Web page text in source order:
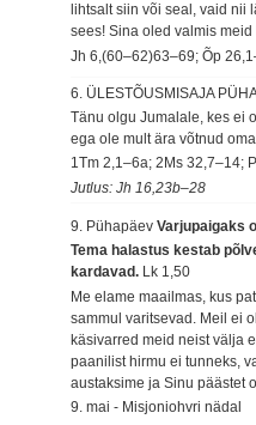
lihtsalt siin või seal, vaid nii
sees! Sina oled valmis
Jh 6,(60–62)63–69; Õp
6. ÜLESTÕUSMISAJA
Tänu olgu Jumalale, kes ei
ega ole mult ära võtnud
1Tm 2,1–6a; 2Ms 32,7–14;
Jutlus: Jh 16,23b–28
9. PühapäevVarjupaigaks
Tema halastus kestab
kardavad. Lk 1,50
Me elame maailmas, kus
sammul varitsevad. Meil ei
käsivarred meid neist välja
paanilist hirmu ei tunneks,
austaksime ja Sinu päästet
9. mai - Misjoniohvri nädal